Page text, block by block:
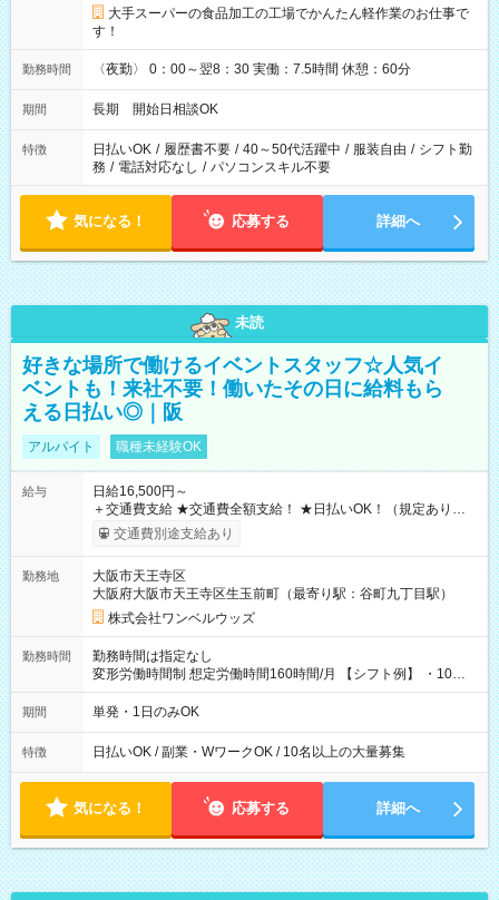
大手スーパーの食品加工の工場でかんたん軽作業のお仕事で
す！
勤務時間 〈夜勤〉 0：00～翌8：30 実働：7.5時間 休憩：60分
期間 長期 開始日相談OK
特徴 日払いOK / 履歴書不要 / 40～50代活躍中 / 服装自由 / シフト勤
務 / 電話対応なし / パソコンスキル不要
気になる！ 応募する 詳細へ
未読
好きな場所で働けるイベントスタッフ☆人気イ
ベントも！来社不要！働いたその日に給料もら
える日払い◎｜阪
アルバイト 職種未経験OK
給与
日給16,500円～
＋交通費支給 ★交通費全額支給！ ★日払いOK！（規定あり） ┗
働いたその日に現金GET♪ お仕事後はコンビニATMから 日払
交通費別途支給あり
勤務地
大阪市天王寺区
大阪府大阪市天王寺区生玉前町（最寄り駅：谷町九丁目駅）
株式会社ワンベルウッズ
勤務時間
勤務時間は指定なし
変形労働時間制 想定労働時間160時間/月 【シフト例】 ・10：
00～20：00
期間 単発・1日のみOK
特徴 日払いOK / 副業・WワークOK / 10名以上の大量募集
気になる！ 応募する 詳細へ